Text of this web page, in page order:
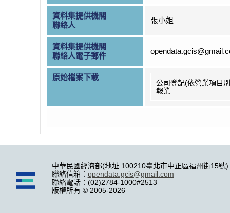
資料集提供機關
聯絡人
張小姐
資料集提供機關
聯絡人電子郵件
原始檔案下載
公司登記(依營業項目
報業
中華民國經濟部(地址:100210臺北市中正區福州街15號)
聯絡信箱： opendata.gcis@gmail.com
聯絡電話：(02)2784-1000#2513
版權所有 © 2005-2026